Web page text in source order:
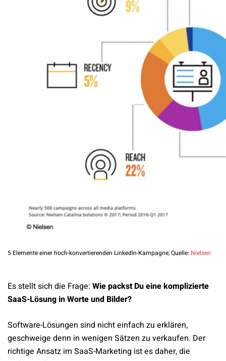
5 Elemente einer hoch-konvertierenden LinkedIn-Kampagne, Quelle: Nielsen
Es stellt sich die Frage: Wie packst Du eine komplizierte
SaaS-Lösung in Worte und Bilder?
Software-Lösungen sind nicht einfach zu erklären,
geschweige denn in wenigen Sätzen zu verkaufen. Der
richtige Ansatz im SaaS-Marketing ist es daher, die